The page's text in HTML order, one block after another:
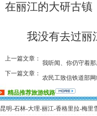
在丽江的大研古镇
我没有去过丽江
上一篇文章： 我听闻、你仍守着
下一篇文章： 农民工致信铁道部
精品推荐旅游线路
昆明-石林-大理-丽江-香格里拉-梅里